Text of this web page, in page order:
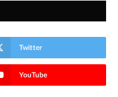
Twitter
YouTube